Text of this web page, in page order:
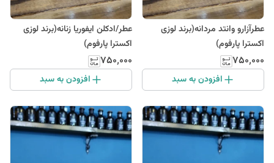
عطرآزارو وانتد مردانه(برند لوزی
اکسترا پارفوم)
۷۵۰٬۰۰۰
افزودن به سبد
عطر/ادکلن ایفوریا زنانه(برند لوزی
اکسترا پارفوم)
۷۵۰٬۰۰۰
افزودن به سبد